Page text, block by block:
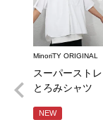
MinoriTY ORIGINAL
スーパースト
とろみシャツ
NEW